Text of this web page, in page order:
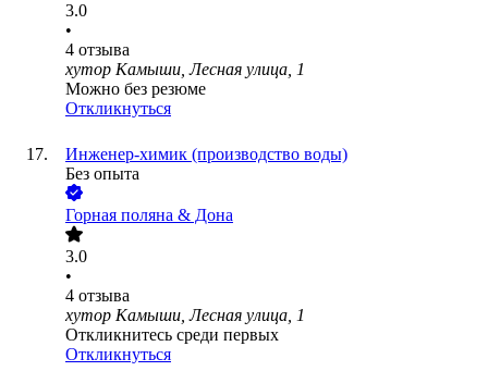
3.0
•
4 отзыва
хутор Камыши, Лесная улица, 1
Можно без резюме
Откликнуться
Инженер-химик (производство воды)
Без опыта
Горная поляна & Дона
3.0
•
4 отзыва
хутор Камыши, Лесная улица, 1
Откликнитесь среди первых
Откликнуться